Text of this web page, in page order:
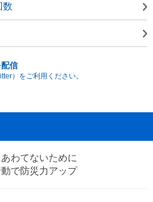
数
信
）をご利用ください。
わてないために
で防災力アップ